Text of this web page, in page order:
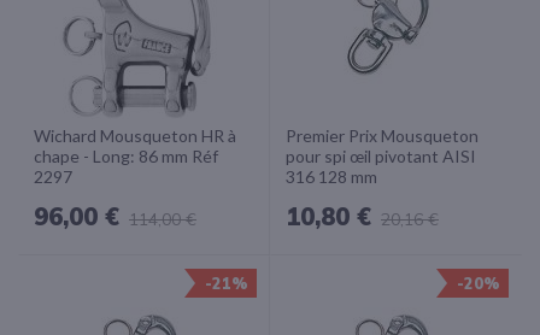
Wichard Mousqueton HR à
chape - Long: 86 mm Réf
2297
96,00 € 114,00 €
Premier Prix Mousqueton
pour spi œil pivotant AISI
316 128 mm
10,80 € 20,16 €
-21% -20%